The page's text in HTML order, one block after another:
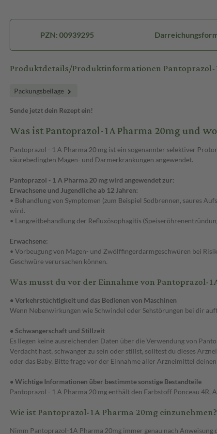
PZN: 00939295
Produktdetails/Produktinformationen Pantoprazol-
Packungsbeilage
Sende jetzt dein Rezept ein!
Was ist Pantoprazol-1A Pharma 20mg und
Pantoprazol - 1 A Pharma 20 mg ist ein sogenannter selektiver
säurebedingten Magen- und Darmerkrankungen angewendet.
Pantoprazol - 1 A Pharma 20 mg wird angewendet zur:
Erwachsene und Jugendliche ab 12 Jahren:
• Behandlung von Symptomen (zum Beispiel Sodbrennen, saures
wird.
• Langzeitbehandlung der Refluxösophagitis
Erwachsene:
• Vorbeugung von Magen- und Zwölffingerdarmgeschwüren bei
Geschwüre verursachen können.
Was musst du vor der Einnahme von Pantoprazol-
● Verkehrstüchtigkeit und das Bedienen von Maschinen
Wenn Nebenwirkungen wie Schwindel oder Sehstörungen bei dir
● Schwangerschaft und Stillzeit
Es liegen keine ausreichenden Daten über die Verwendung von
Verdacht hast, schwanger zu sein oder stillst, solltest du dieses
oder das Baby. Bitte frage vor der Einnahme aller Arzneimittel
● Wichtige Informationen über bestimmte sonstige Bestandteile
Pantoprazol - 1 A Pharma 20 mg enthält den Farbstoff Ponceau
Wie ist Pantoprazol-1A Pharma 20mg einzunehmen?
Nimm Pantoprazol-1A Pharma 20mg immer genau nach